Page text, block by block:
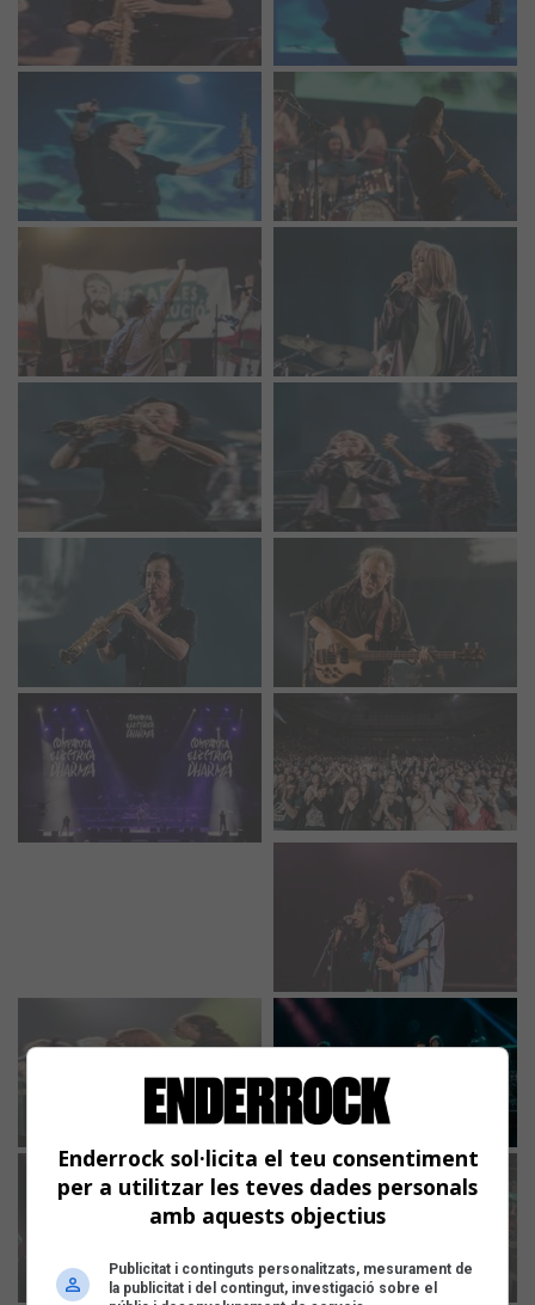
Enderrock sol·licita el teu consentiment
per a utilitzar les teves dades personals
amb aquests objectius
Publicitat i continguts personalitzats, mesurament de
la publicitat i del contingut, investigació sobre el